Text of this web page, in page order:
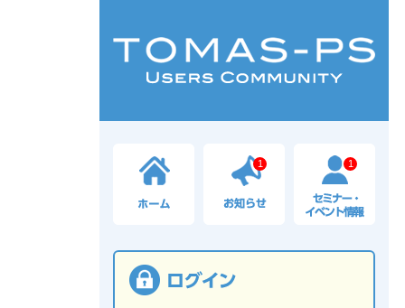
1 1